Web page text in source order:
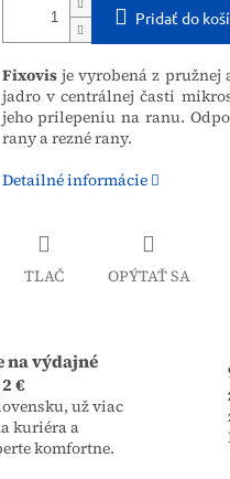
Pridať do
Fixovis je vyrobená z pružnej
jadro v centrálnej časti
jeho prilepeniu na ranu.
rany a rezné rany.
Detailné informácie
TLAČ OPÝTAŤ SA
na výdajné
€
už viac
kuriéra a
komfortne.